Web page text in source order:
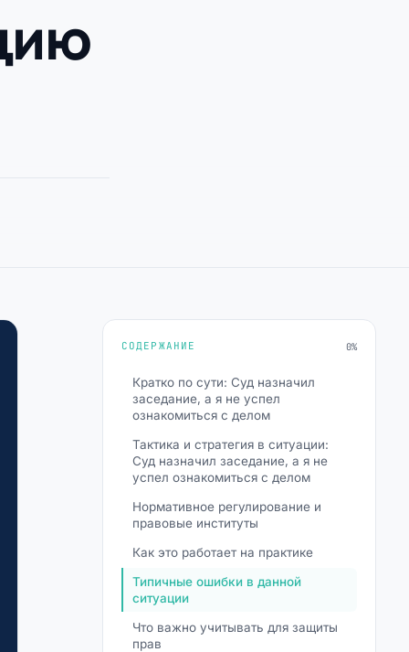
СОДЕРЖАНИЕ 0%
Кратко по сути: Суд назначил
заседание, а я не успел
ознакомиться с делом
Тактика и стратегия в ситуации:
Суд назначил заседание, а я не
успел ознакомиться с делом
Нормативное регулирование и
правовые институты
Как это работает на практике
Типичные ошибки в данной
ситуации
Что важно учитывать для защиты
прав